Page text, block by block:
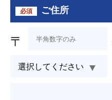
必須 ご住所
〒